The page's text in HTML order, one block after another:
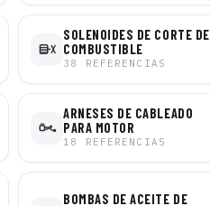
SOLENOIDES DE CORTE DE
COMBUSTIBLE
38 REFERENCIAS
ARNESES DE CABLEADO
PARA MOTOR
18 REFERENCIAS
BOMBAS DE ACEITE DE